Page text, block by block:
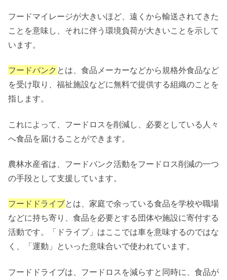
フードマイレージが大きいほど、遠くから輸送されてきた
ことを意味し、それに伴う環境負荷が大きいことを示して
います。
フードバンク とは、食品メーカーなどから規格外食品など
を受け取り、福祉施設などに無料で提供する組織のことを
指します。
これによって、フードロスを削減し、必要としている人々
へ食品を届けることができます。
農林水産省は、フードバンク活動をフードロス削減の一つ
の手段として支援しています。
フードドライブとは、家庭で余っている食品を学校や職場
などに持ち寄り、食品を必要とする団体や施設に寄付する
活動です。「ドライブ」はここでは車を意味するのではな
く、「運動」といった意味合いで使われています。
フードドライブは、フードロスを減らすと同時に、食品が